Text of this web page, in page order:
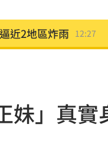
近2地區炸雨 12:27
刀驚爆離婚
交道柵欄逃亡 12:24
小編身分曝光
妹」真